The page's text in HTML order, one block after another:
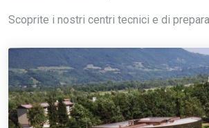
Scoprite i nostri centri tecnici e di